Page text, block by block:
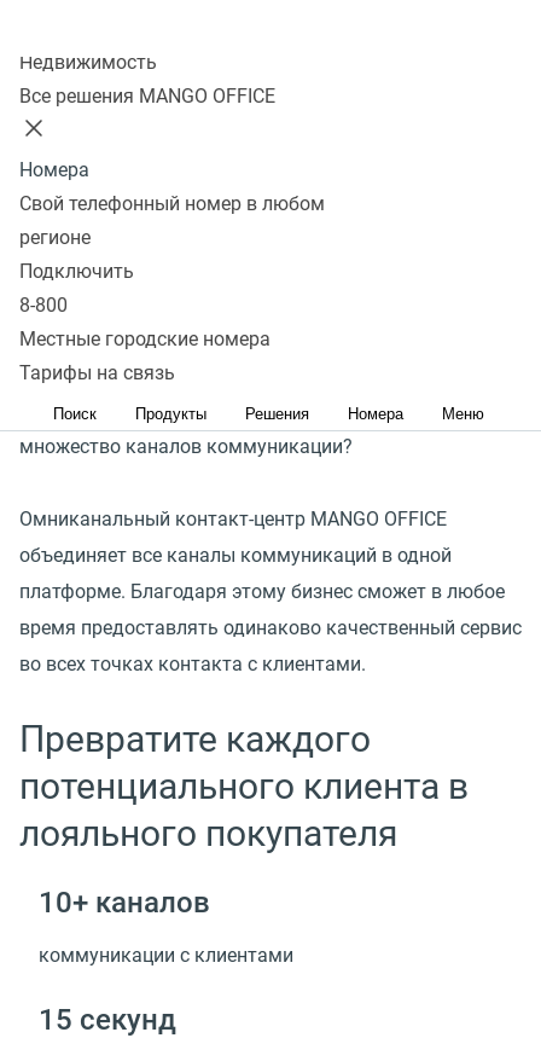
Недвижимость
Все решения MANGO OFFICE
Номера
Свой телефонный номер в любом
регионе
Подключить
8-800
Местные городские номера
Тарифы на связь
Поиск Продукты Решения Номера Меню
53% потребителей
связываются с компаниями
через мессенджеры
и соцсети
Сегодня фокус клиентов смещается в сторону
цифровых каналов, а ожидания от сервиса остаются
высокими независимо от способа связи. Как бизнесу
поддерживать качество обслуживания и эффективно
управлять взаимодействием с клиентами через
множество каналов коммуникации?
Омниканальный контакт-центр MANGO OFFICE
объединяет все каналы коммуникаций в одной
платформе. Благодаря этому бизнес сможет в любое
время предоставлять одинаково качественный сервис
во всех точках контакта с клиентами.
Превратите каждого
потенциального клиента в
лояльного покупателя
10+ каналов
коммуникации с клиентами
15 секунд